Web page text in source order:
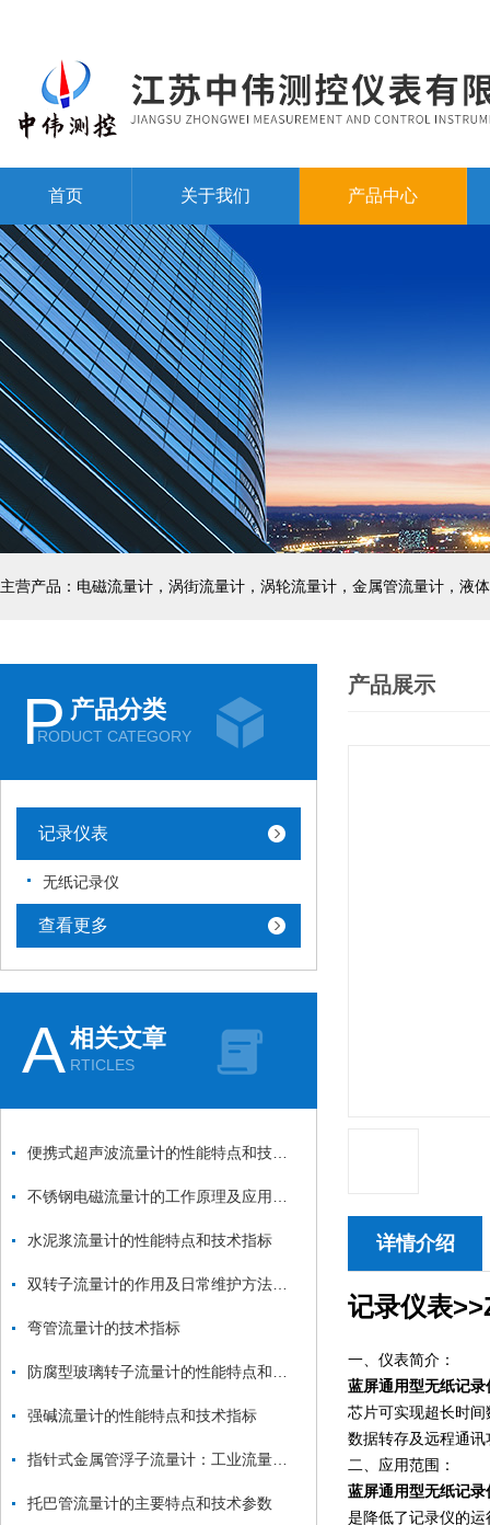
首页 关于我们 产品中心
主营产品：电磁流量计，涡街流量计，涡轮流量计，金属管流量计，液
P 产品分类
RODUCT CATEGORY
记录仪表
无纸记录仪
查看更多
A相关文章
RTICLES
水泥浆流量计的性能特点和技术指标
弯管流量计的技术指标
强碱流量计的性能特点和技术指标
托巴管流量计的主要特点和技术参数
产品展示
详情介绍
记录仪表
一、仪表简介：
蓝屏通用型无纸记录
芯片可实现超长时
数据转存及远程通讯
二、应用范围：
蓝屏通用型无纸记录
是降低了记录仪的